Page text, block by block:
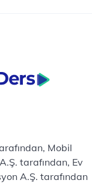
Mobil
tarafından, Ev
A.Ş. tarafından